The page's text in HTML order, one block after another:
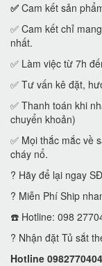
✅ Cam kết sản
✅ Cam kết chỉ
nhất.
✅ Làm việc từ 7h
✅ Tư vấn kê đặt,
✅ Thanh toán khi
chuyển khoản)
✅ Mọi thắc mắc về
cháy nổ.
? Hãy để lại ngay
? Miễn Phí Ship
☎️ Hotline: 098
? Nhận đặt Tủ sắt
Hotline 0982770404